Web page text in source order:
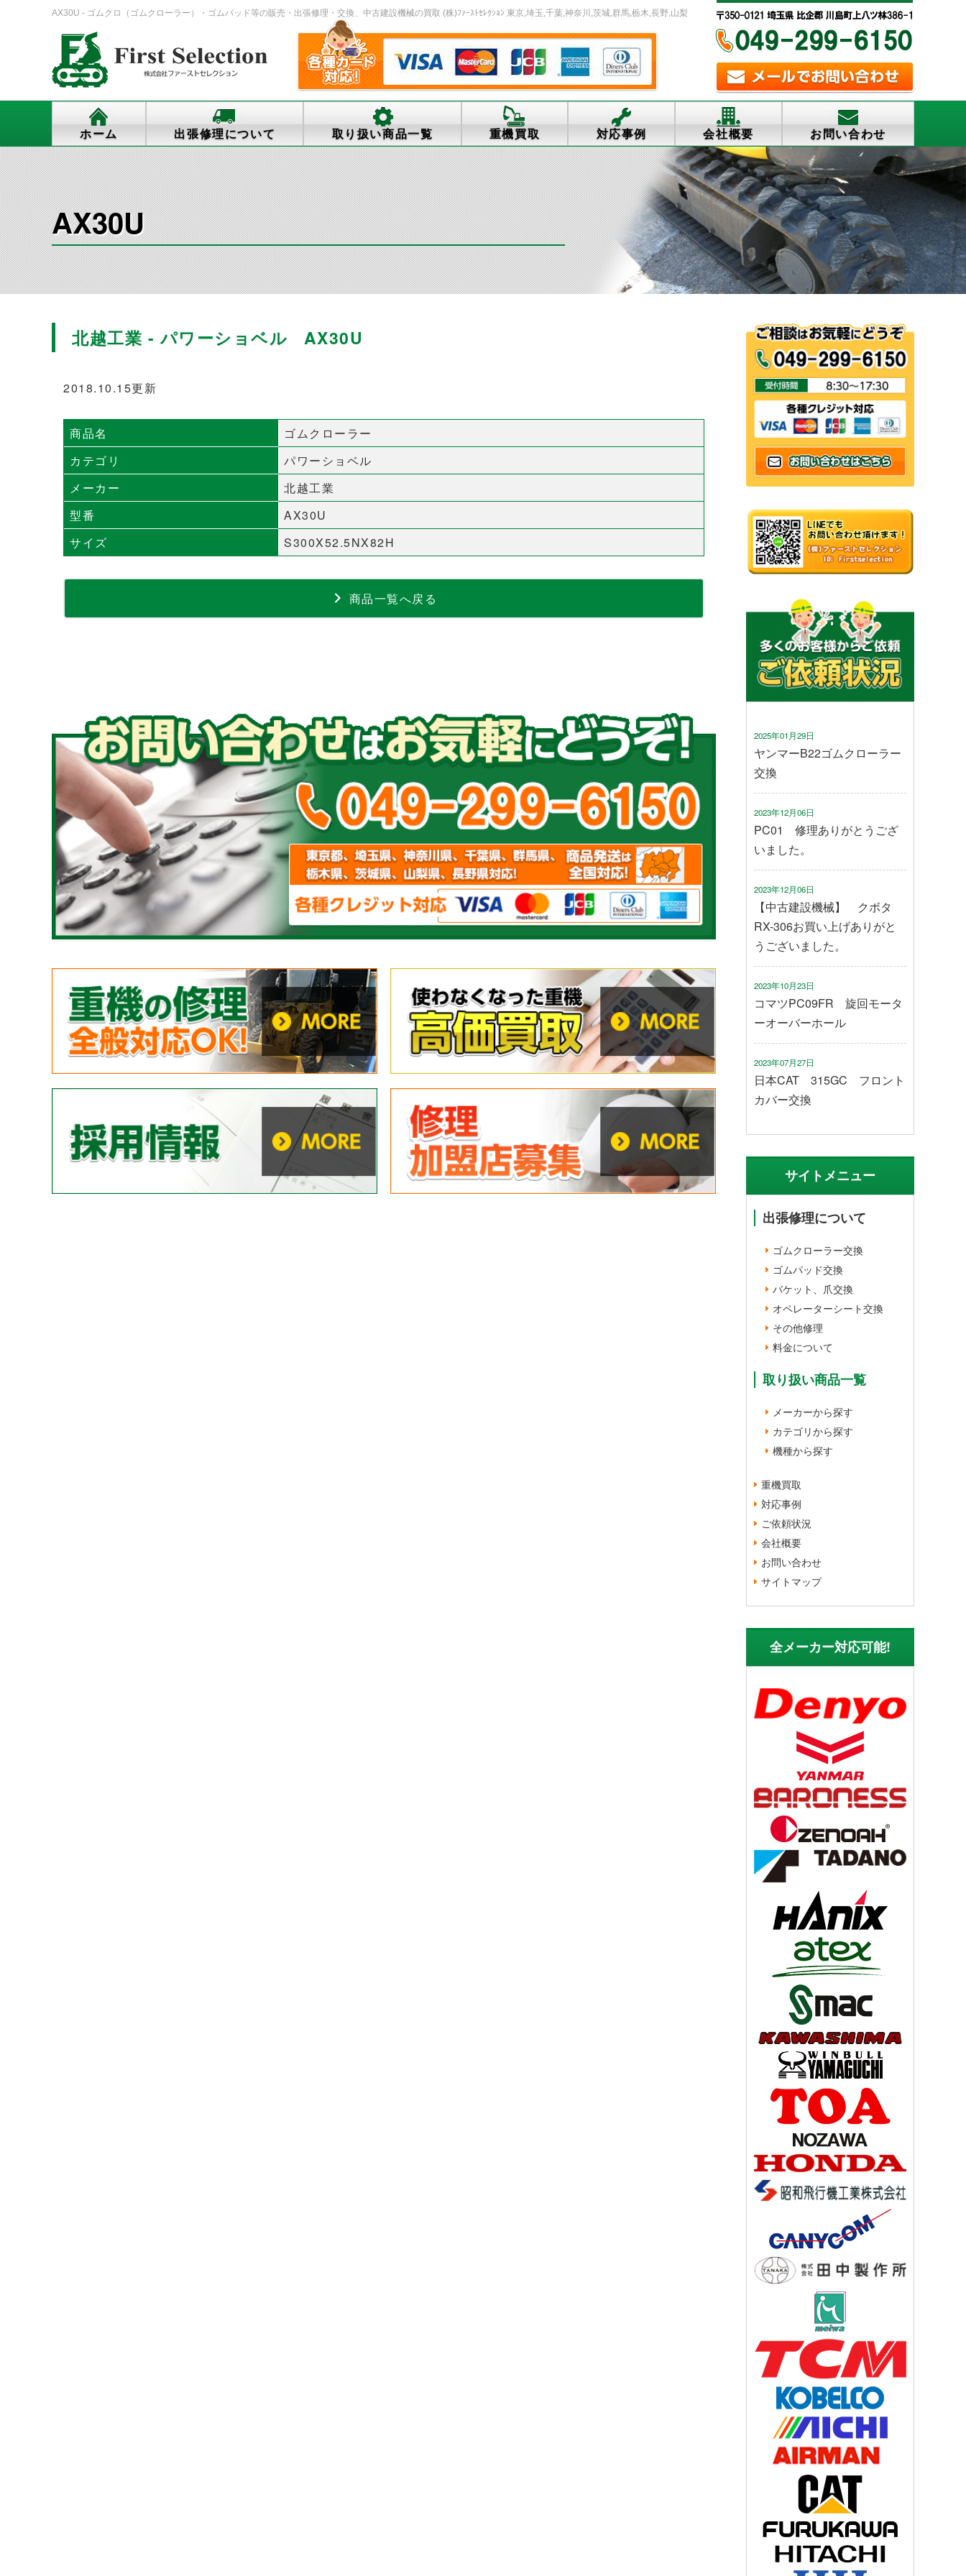
AX30U - ゴムクロ（ゴムクローラー）・ゴムパッド等の販売・出張修理・交換、中古建設機械の買取 (株)ﾌｧｰｽﾄｾﾚｸｼｮﾝ 東京,埼玉,千葉,神奈川,茨城,群馬,栃木,長野,山梨
ホーム 出張修理について 取り扱い商品一覧 重機買取 対応事例 会社概要 お問い合わせ
AX30U
北越工業 - パワーショベル AX30U
2018.10.15更新
商品名
ゴムクローラー
カテゴリ
パワーショベル
メーカー
北越工業
型番
AX30U
サイズ
S300X52.5NX82H
商品一覧へ戻る
2025年01月29日
ヤンマーB22ゴムクローラー
交換
2023年12月06日
PC01 修理ありがとうござ
いました。
2023年12月06日
【中古建設機械】 クボタ
RX-306お買い上げありがと
うございました。
2023年10月23日
コマツPC09FR 旋回モータ
ーオーバーホール
2023年07月27日
日本CAT 315GC フロント
カバー交換
サイトメニュー
出張修理について
ゴムクローラー交換
ゴムパッド交換
バケット、爪交換
オペレーターシート交換
その他修理
料金について
取り扱い商品一覧
メーカーから探す
カテゴリから探す
機種から探す
重機買取
対応事例
ご依頼状況
会社概要
お問い合わせ
サイトマップ
全メーカー対応可能!